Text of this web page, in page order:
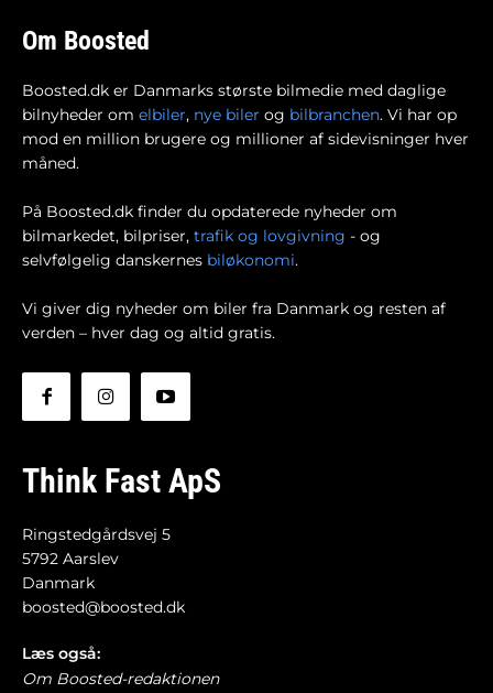
Om Boosted
Boosted.dk er Danmarks største bilmedie med daglige
bilnyheder om elbiler, nye biler og bilbranchen. Vi har op
mod en million brugere og millioner af sidevisninger hver
måned.
På Boosted.dk finder du opdaterede nyheder om
bilmarkedet, bilpriser, trafik og lovgivning - og
selvfølgelig danskernes biløkonomi.
Vi giver dig nyheder om biler fra Danmark og resten af
verden – hver dag og altid gratis.
Think Fast ApS
Ringstedgårdsvej 5
5792 Aarslev
Danmark
boosted@boosted.dk
Læs også:
Om Boosted-redaktionen